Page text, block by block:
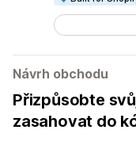
Návrh obchodu
Přizpůsobte
zasahovat do